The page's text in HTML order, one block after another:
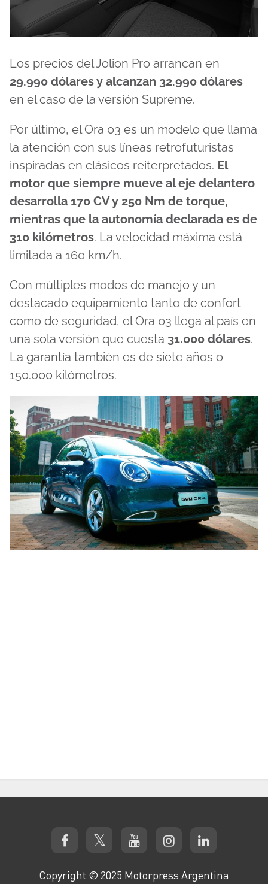
Los precios del Jolion Pro arrancan en
29.990 dólares y alcanzan 32.990 dólares
en el caso de la versión Supreme.
Por último, el Ora 03 es un modelo que llama
la atención con sus líneas retrofuturistas
inspiradas en clásicos reiterpretados. El
motor que siempre mueve al eje delantero
desarrolla 170 CV y 250 Nm de torque,
mientras que la autonomía declarada es de
310 kilómetros. La velocidad máxima está
limitada a 160 km/h.
Con múltiples modos de manejo y un
destacado equipamiento tanto de confort
como de seguridad, el Ora 03 llega al país en
una sola versión que cuesta 31.000 dólares.
La garantía también es de siete años o
150.000 kilómetros.
Copyright © 2025 Motorpress Argentina